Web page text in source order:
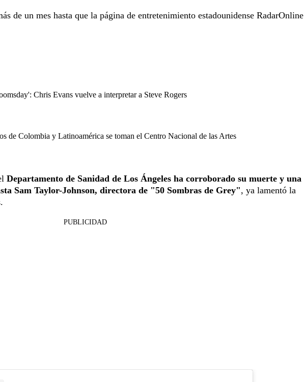
de un mes hasta que la página de entretenimiento estadounidense RadarOnline
Chris Evans vuelve a interpretar a Steve Rogers
de Colombia y Latinoamérica se toman el Centro Nacional de las Artes
Departamento de Sanidad de Los Ángeles ha corroborado su muerte y una
Sam Taylor-Johnson, directora de "50 Sombras de Grey", ya lamentó la
PUBLICIDAD